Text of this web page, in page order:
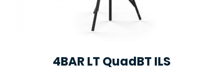
4BAR LT QuadBT ILS